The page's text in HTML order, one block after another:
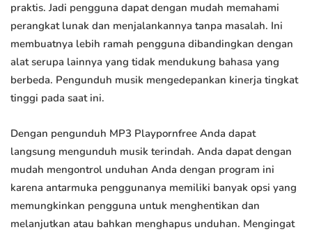
praktis. Jadi pengguna dapat dengan mudah memahami
perangkat lunak dan menjalankannya tanpa masalah. Ini
membuatnya lebih ramah pengguna dibandingkan dengan
alat serupa lainnya yang tidak mendukung bahasa yang
berbeda. Pengunduh musik mengedepankan kinerja tingkat
tinggi pada saat ini.
Dengan pengunduh MP3 Playpornfree Anda dapat
langsung mengunduh musik terindah. Anda dapat dengan
mudah mengontrol unduhan Anda dengan program ini
karena antarmuka penggunanya memiliki banyak opsi yang
memungkinkan pengguna untuk menghentikan dan
melanjutkan atau bahkan menghapus unduhan. Mengingat